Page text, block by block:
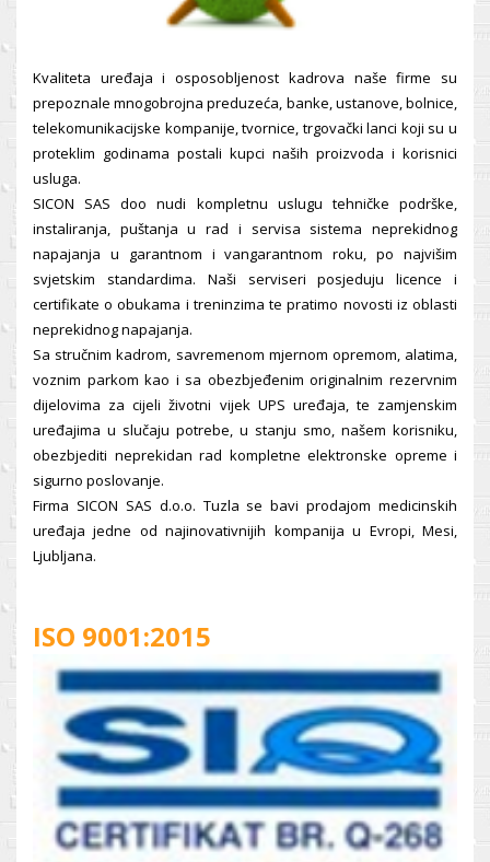
Kvaliteta uređaja i osposobljenost kadrova naše firme su
prepoznale mnogobrojna preduzeća, banke, ustanove, bolnice,
telekomunikacijske kompanije, tvornice, trgovački lanci koji su u
proteklim godinama postali kupci naših proizvoda i korisnici
usluga.
SICON SAS doo nudi kompletnu uslugu tehničke podrške,
instaliranja, puštanja u rad i servisa sistema neprekidnog
napajanja u garantnom i vangarantnom roku, po najvišim
svjetskim standardima. Naši serviseri posjeduju licence i
certifikate o obukama i treninzima te pratimo novosti iz oblasti
neprekidnog napajanja.
Sa stručnim kadrom, savremenom mjernom opremom, alatima,
voznim parkom kao i sa obezbjeđenim originalnim rezervnim
dijelovima za cijeli životni vijek UPS uređaja, te zamjenskim
uređajima u slučaju potrebe, u stanju smo, našem korisniku,
obezbjediti neprekidan rad kompletne elektronske opreme i
sigurno poslovanje.
Firma SICON SAS d.o.o. Tuzla se bavi prodajom medicinskih
uređaja jedne od najinovativnijih kompanija u Evropi, Mesi,
Ljubljana.
ISO 9001:2015